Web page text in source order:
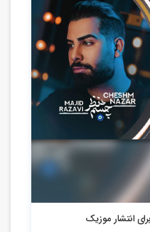
برای انتشار موزیک